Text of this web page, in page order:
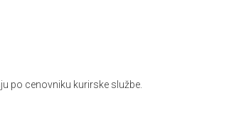
po cenovniku kurirske službe.